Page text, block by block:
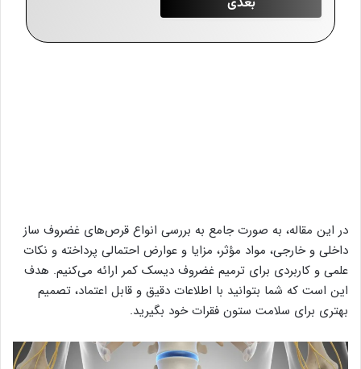
در این مقاله، به صورت جامع به بررسی انواع قرص‌های غضروف‌ ساز
داخلی و خارجی، مواد مؤثر، مزایا و عوارض احتمالی پرداخته و نکات
علمی و کاربردی برای ترمیم غضروف دیسک کمر ارائه می‌کنیم. هدف
این است که شما بتوانید با اطلاعات دقیق و قابل اعتماد، تصمیم
بهتری برای سلامت ستون فقرات خود بگیرید.